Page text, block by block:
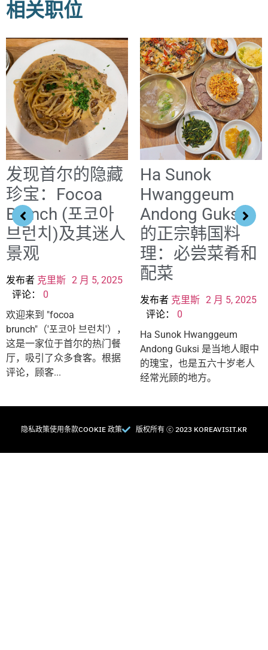
相关职位
发现首尔的隐藏
珍宝：Focoa
Brunch (포코아
브런치)及其迷人
景观
发布者 克里斯 2 月 5, 2025
评论： 0
欢迎来到 "focoa
brunch"（'포코아 브런치'），
这是一家位于首尔的热门餐
厅，吸引了众多食客。根据
评论，顾客...
Ha Sunok
Hwanggeum
Andong Guksi
的正宗韩国料
理：必尝菜肴和
配菜
发布者 克里斯 2 月 5, 2025
评论： 0
Ha Sunok Hwanggeum
Andong Guksi 是当地人眼中
的瑰宝，也是五六十岁老人
经常光顾的地方。
隐私政策使用条款COOKIE 政策 版权所有 Ⓒ 2023 KOREAVISIT.KR